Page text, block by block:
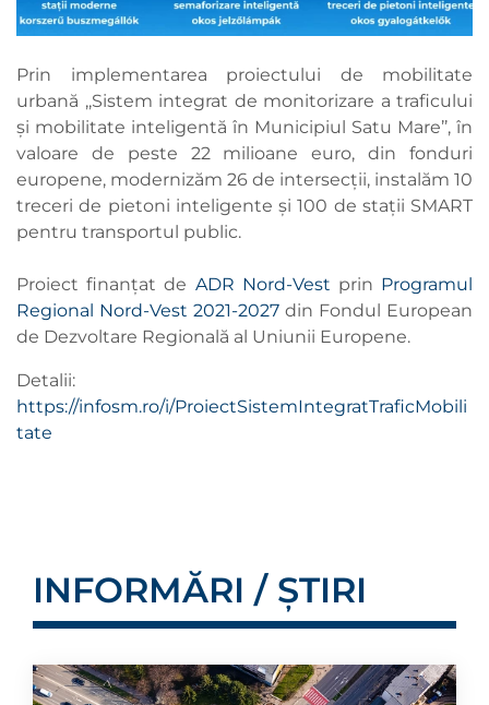
Prin implementarea proiectului de mobilitate
urbană ,,Sistem integrat de monitorizare a traficului
și mobilitate inteligentă în Municipiul Satu Mare’’, în
valoare de peste 22 milioane euro, din fonduri
europene, modernizăm 26 de intersecții, instalăm 10
treceri de pietoni inteligente și 100 de stații SMART
pentru transportul public.
Proiect finanțat de ADR Nord-Vest prin Programul
Regional Nord-Vest 2021-2027 din Fondul European
de Dezvoltare Regională al Uniunii Europene.
Detalii:
https://infosm.ro/i/ProiectSistemIntegratTraficMobili
tate
INFORMĂRI / ȘTIRI